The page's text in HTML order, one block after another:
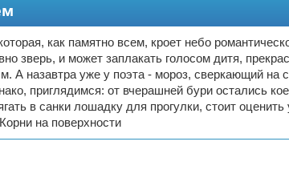
как памятно всем, кроет небо
зверь, и может заплакать голосом дитя,
А назавтра уже у поэта - мороз, сверкающий на
приглядимся: от вчерашней бури остались
в санки лошадку для прогулки, стоит
на поверхности